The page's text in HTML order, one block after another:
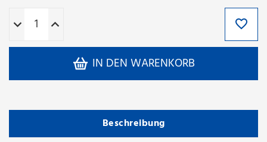
IN DEN WARENKORB
Beschreibung